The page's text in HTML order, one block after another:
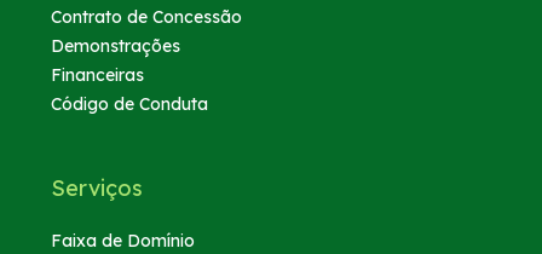
Contrato de Concessão
Demonstrações
Financeiras
Código de Conduta
Serviços
Faixa de Domínio